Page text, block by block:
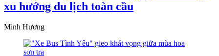
xu hướng du lịch toàn cầu
Minh Hương